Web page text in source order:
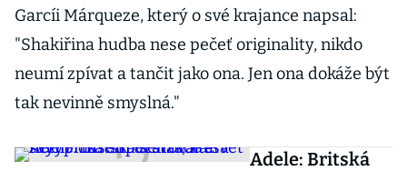
Garcíi Márqueze, který o své krajance napsal:
"Shakiřina hudba nese pečeť originality, nikdo
neumí zpívat a tančit jako ona. Jen ona dokáže být
tak nevinně smyslná."
Adele: Britská